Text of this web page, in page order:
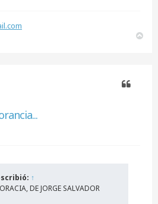
↑
DE JORGE SALVADOR